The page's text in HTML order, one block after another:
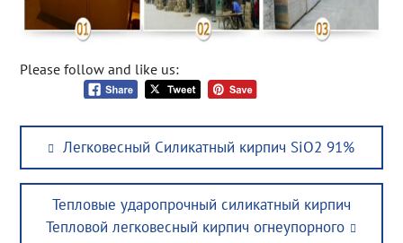
Please follow and like us:
Post
navigation
Previous
post:
Легковесный Силикатный кирпич SiO2 91%
Next
post:
Тепловые ударопрочный силикатный кирпич
Тепловой легковесный кирпич огнеупорного